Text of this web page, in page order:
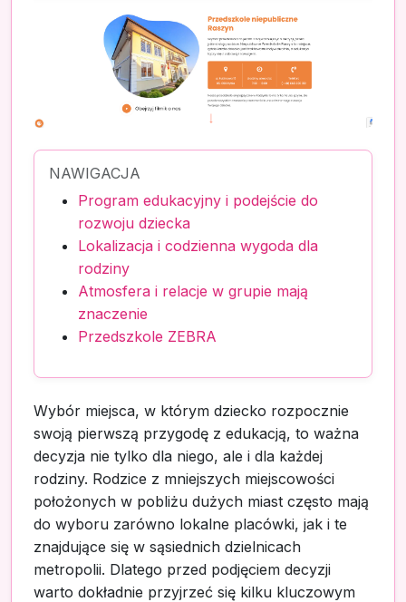
NAWIGACJA
Program edukacyjny i podejście do
rozwoju dziecka
Lokalizacja i codzienna wygoda dla
rodziny
Atmosfera i relacje w grupie mają
znaczenie
Przedszkole ZEBRA
Wybór miejsca, w którym dziecko rozpocznie
swoją pierwszą przygodę z edukacją, to ważna
decyzja nie tylko dla niego, ale i dla każdej
rodziny. Rodzice z mniejszych miejscowości
położonych w pobliżu dużych miast często mają
do wyboru zarówno lokalne placówki, jak i te
znajdujące się w sąsiednich dzielnicach
metropolii. Dlatego przed podjęciem decyzji
warto dokładnie przyjrzeć się kilku kluczowym